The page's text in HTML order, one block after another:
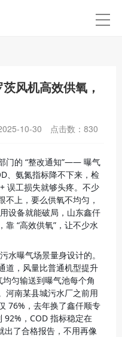
风机高效供氧，
10-30 点击数： 830
门的 “整改通知”—— 曝气
、氨氮指标降不下来，检
误工损失就够头疼。不少
上，要么供氧不均匀，
设备就能破局，山东鑫仟
靠 “高效供氧”，让不少水
水曝气场景量身设计的。
道，风量比普通机型提升
匀输送到曝气池每个角
河南某县城污水厂之前用
76%，去年换了鑫仟顺专
92%，COD 指标稳定在
了合格报告，不用再像